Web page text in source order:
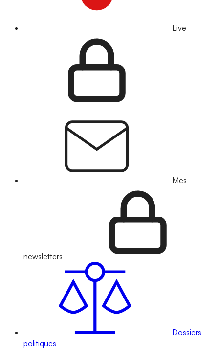
Live
Mes
newsletters
Dossiers
politiques